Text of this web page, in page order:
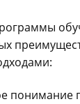
понимание